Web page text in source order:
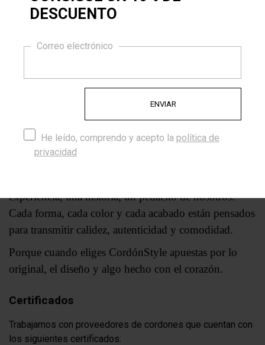
una idea que transformamos con pasión y atención a
los pequeños detalles. Nos gusta pensar que lo que
que llevas, pero también cómo te hace sentir. Por eso,
cada producto que sale de nuestras manos es el
resultado de un trabajo hecho con amor, creatividad y
compromiso.
experiencia, una historia, un pedacito de nosotros.
Cada forma, cada color y cada acabado están pensados
para transmitir calidez, autenticidad y comodidad.
Porque cuando eliges CordónStyle apuestas por lo
original, el diseño y algo hecho con el corazón.
Certificados
Trabajamos con proveedores de cordones que cuentan con
los siguientes certificados:
DESCUENTO
Correo electrónico
He leído, comprendo y acepto la política de
privacidad